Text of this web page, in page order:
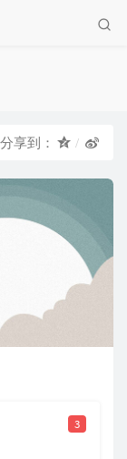
分享到：
3